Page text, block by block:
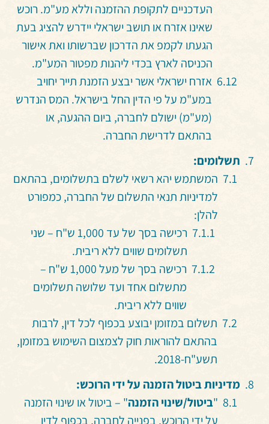
העדכניים לתקופת ההזמנה וללא מע"מ. רוכש
שאינו אזרח או תושב ישראלי יידרש להציג בעת
הגעתו לקמפ את הדרכון שברשותו ואת אישור
הכניסה לארץ בכדי ליהנות מפטור המע"מ.
אזרח ישראלי אשר יבצע הזמנת תייר יחויב
במע"מ על פי הדין החל בישראל. המס הנדרש
(מע"מ) ישולם לחברה, ביום ההגעה, או
בהתאם לדרישת החברה.
תשלומים:
המשתמש יהא רשאי לשלם בתשלומים, בהתאם
למדיניות תנאי התשלום של החברה, כמפורט
להלן:
רכישה בסך של עד 1,000 ש"ח – שני
תשלומים שווים ללא ריבית.
רכישה בסך של מעל 1,000 ש"ח –
מתשלום אחד ועד שלושה תשלומים
שווים ללא ריבית.
תשלום במזומן יבוצע בכפוף לכל דין, לרבות
בהתאם להוראות חוק לצמצום השימוש במזומן,
תשע"ח-2018.
מדיניות ביטול הזמנה על ידי הרוכש:
"ביטול/שינוי הזמנה" – ביטול או שינוי הזמנה
על ידי הרוכש, בפנייה לחברה, בכפוף לדין